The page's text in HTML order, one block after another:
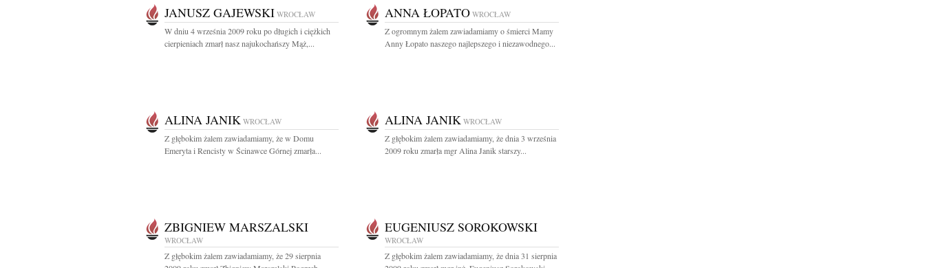
JANUSZ GAJEWSKI WROCŁAW
W dniu 4 września 2009 roku po długich i ciężkich
cierpieniach zmarł nasz najukochańszy Mąż,...
ANNA ŁOPATO WROCŁAW
Z ogromnym żalem zawiadamiamy o śmierci Mamy
Anny Łopato naszego najlepszego i niezawodnego...
ALINA JANIK WROCŁAW
Z głębokim żalem zawiadamiamy, że w Domu
Emeryta i Rencisty w Ścinawce Górnej zmarła...
ALINA JANIK WROCŁAW
Z głębokim żalem zawiadamiamy, że dnia 3 września
2009 roku zmarła mgr Alina Janik starszy...
ZBIGNIEW MARSZALSKI
WROCŁAW
Z głębokim żalem zawiadamiamy, że 29 sierpnia
EUGENIUSZ SOROKOWSKI
WROCŁAW
Z głębokim żalem zawiadamiamy, że dnia 31 sierpnia